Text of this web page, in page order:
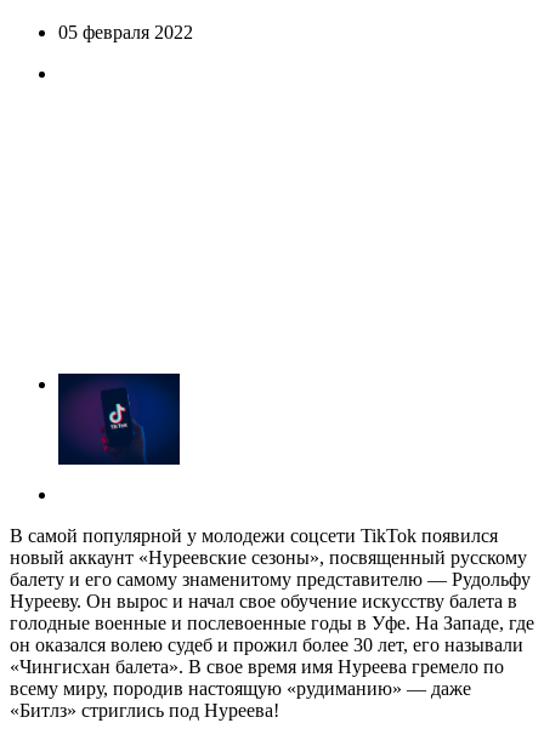
05 февраля 2022
В самой популярной у молодежи соцсети TikTok появился
новый аккаунт «Нуреевские сезоны», посвященный русскому
балету и его самому знаменитому представителю — Рудольфу
Нурееву. Он вырос и начал свое обучение искусству балета в
голодные военные и послевоенные годы в Уфе. На Западе, где
он оказался волею судеб и прожил более 30 лет, его называли
«Чингисхан балета». В свое время имя Нуреева гремело по
всему миру, породив настоящую «рудиманию» — даже
«Битлз» стриглись под Нуреева!